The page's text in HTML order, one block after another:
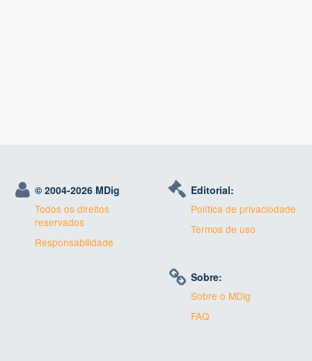
© 2004-2026 MDig
Todos os direitos
reservados
Responsabilidade
Editorial:
Política de privaciodade
Termos de uso
Sobre:
Sobre o MDig
FAQ